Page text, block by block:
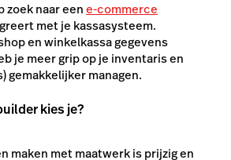
zoek naar eene-commerce
met je kassasysteem.
en winkelkassa gegevens
je meer grip op je inventaris en
gemakkelijker managen.
kies je?
maken met maatwerk is prijzig en